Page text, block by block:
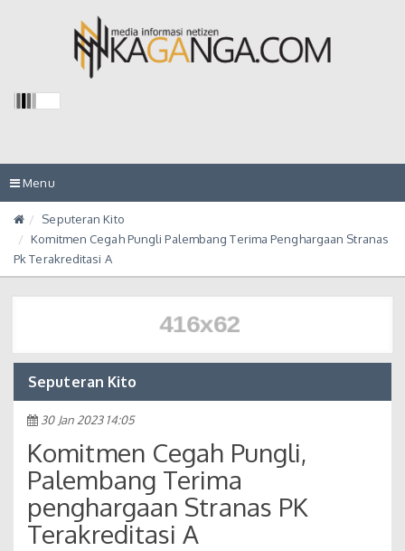
Toggle
navigation
Menu
Seputeran Kito
Komitmen Cegah Pungli Palembang Terima Penghargaan Stranas
Pk Terakreditasi A
Seputeran Kito
30 Jan 2023 14:05
Komitmen Cegah Pungli,
Palembang Terima
penghargaan Stranas PK
Terakreditasi A